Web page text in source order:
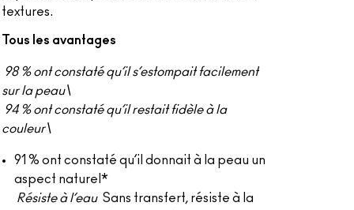
textures.
Tous les avantages
98 % ont constaté qu’il s’estompait facilement
sur la peau\
94 % ont constaté qu’il restait fidèle à la
couleur\
91 % ont constaté qu’il donnait à la peau un
aspect naturel*
Résiste à l’eau Sans transfert, résiste à la